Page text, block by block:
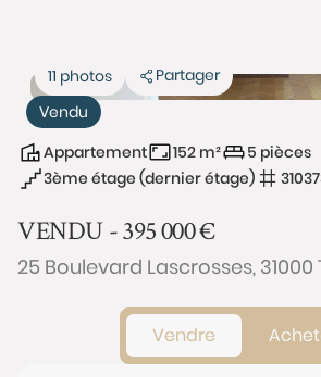
Vendu
11 photos Partager
Appartement 152 m²
5 pièces
3ème étage (dernier étage)
VENDU -395 000€
25 Boulevard Lascrosses, 31000
Vendre